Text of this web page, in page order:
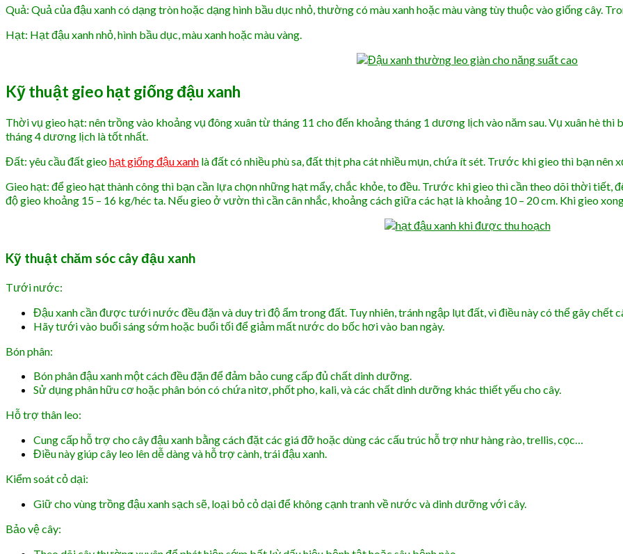
Quả: Quả của đậu xanh có dạng tròn hoặc dạng hình bầu dục nhỏ, thường có màu xanh hoặc màu vàng tùy thuộc vào giống cây.
Hạt: Hạt đậu xanh nhỏ, hình bầu dục, màu xanh hoặc màu vàng.
Kỹ thuật gieo hạt giống đậu xanh
Thời vụ gieo hạt: nên trồng vào khoảng vụ đông xuân từ tháng 11 cho đến khoảng tháng 1 dương lịch vào năm sau. Vụ xuân hè
tháng 4 dương lịch là tốt nhất.
Đất: yêu cầu đất gieohạt giống đậu xanh là đất có nhiều phù sa, đất thịt pha cát nhiều mụn, chứa ít sét. Trước khi gieo thì bạn nên
Gieo hạt: để gieo hạt thành công thì bạn cần lựa chọn những hạt mẩy, chắc khỏe, to đều. Trước khi gieo thì cần theo dõi thời tiết,
độ gieo khoảng 15 – 16 kg/héc ta. Nếu gieo ở vườn thì cần cân nhắc, khoảng cách giữa các hạt là khoảng 10 – 20 cm. Khi gieo
Kỹ thuật chăm sóc cây đậu xanh
Tưới nước:
Đậu xanh cần được tưới nước đều đặn và duy trì độ ẩm trong đất. Tuy nhiên, tránh ngập lụt đất, vì điều này có thể gây chết
Hãy tưới vào buổi sáng sớm hoặc buổi tối để giảm mất nước do bốc hơi vào ban ngày.
Bón phân:
Bón phân đậu xanh một cách đều đặn để đảm bảo cung cấp đủ chất dinh dưỡng.
Sử dụng phân hữu cơ hoặc phân bón có chứa nitơ, phốt pho, kali, và các chất dinh dưỡng khác thiết yếu cho cây.
Hỗ trợ thân leo:
Cung cấp hỗ trợ cho cây đậu xanh bằng cách đặt các giá đỡ hoặc dùng các cấu trúc hỗ trợ như hàng rào, trellis, cọc…
Điều này giúp cây leo lên dễ dàng và hỗ trợ cành, trái đậu xanh.
Kiểm soát cỏ dại:
Giữ cho vùng trồng đậu xanh sạch sẽ, loại bỏ cỏ dại để không cạnh tranh về nước và dinh dưỡng với cây.
Bảo vệ cây: